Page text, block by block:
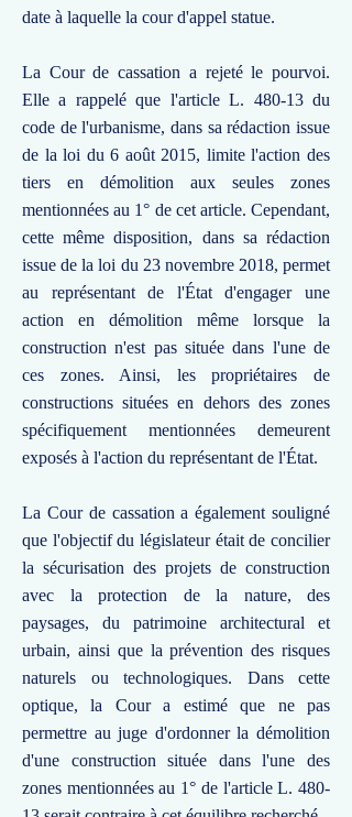
date à laquelle la cour d'appel statue.
La Cour de cassation a rejeté le pourvoi.
Elle a rappelé que l'article L. 480-13 du
code de l'urbanisme, dans sa rédaction issue
de la loi du 6 août 2015, limite l'action des
tiers en démolition aux seules zones
mentionnées au 1° de cet article. Cependant,
cette même disposition, dans sa rédaction
issue de la loi du 23 novembre 2018, permet
au représentant de l'État d'engager une
action en démolition même lorsque la
construction n'est pas située dans l'une de
ces zones. Ainsi, les propriétaires de
constructions situées en dehors des zones
spécifiquement mentionnées demeurent
exposés à l'action du représentant de l'État.
La Cour de cassation a également souligné
que l'objectif du législateur était de concilier
la sécurisation des projets de construction
avec la protection de la nature, des
paysages, du patrimoine architectural et
urbain, ainsi que la prévention des risques
naturels ou technologiques. Dans cette
optique, la Cour a estimé que ne pas
permettre au juge d'ordonner la démolition
d'une construction située dans l'une des
zones mentionnées au 1° de l'article L. 480-